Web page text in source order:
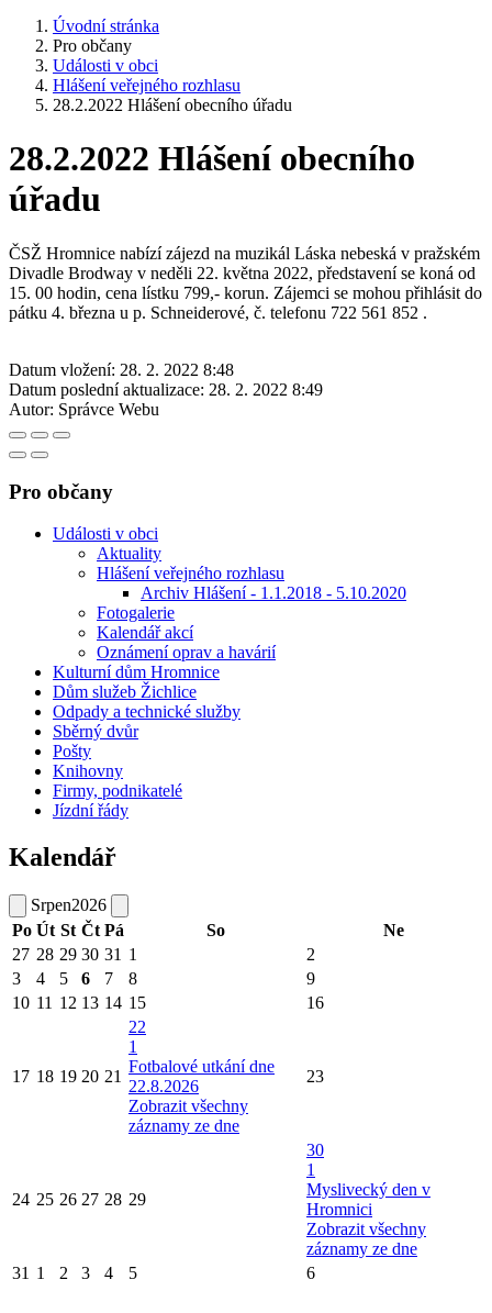
Úvodní stránka
Pro občany
Události v obci
Hlášení veřejného rozhlasu
28.2.2022 Hlášení obecního úřadu
28.2.2022 Hlášení obecního
úřadu
ČSŽ Hromnice nabízí zájezd na muzikál Láska nebeská v pražském
Divadle Brodway v neděli 22. května 2022, představení se koná od
15. 00 hodin, cena lístku 799,- korun. Zájemci se mohou přihlásit do
pátku 4. března u p. Schneiderové, č. telefonu 722 561 852 .
Datum vložení: 28. 2. 2022 8:48
Datum poslední aktualizace: 28. 2. 2022 8:49
Autor: Správce Webu
Pro občany
Události v obci
Aktuality
Hlášení veřejného rozhlasu
Archiv Hlášení - 1.1.2018 - 5.10.2020
Fotogalerie
Kalendář akcí
Oznámení oprav a havárií
Kulturní dům Hromnice
Dům služeb Žichlice
Odpady a technické služby
Sběrný dvůr
Pošty
Knihovny
Firmy, podnikatelé
Jízdní řády
Kalendář
Srpen2026
Po Út St Čt Pá So
Ne
27 28 29 30 31 1
2
3
4 5 6 7 8
9
10 11 12 13 14 15 16
17 18 19 20 21
22
1
Fotbalové utkání dne
22.8.2026
Zobrazit všechny
záznamy ze dne
23
24 25 26 27 28 29
30
1
Myslivecký den v
Hromnici
Zobrazit všechny
záznamy ze dne
31 1 2 3 4 5 6